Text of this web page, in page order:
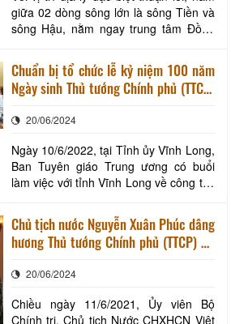
giữa 02 dòng sông lớn là sông Tiền và
sông Hậu, nằm ngay trung tâm Đồng
thành phố Hồ Chí Minh khoảng 140km
và trung tâm Thành phố Cần Thơ hơn
35km. Với vị trí và điều kiện tự nhiên
Lon
Chuẩn bị tổ chức lễ kỷ niệm 100 năm
Ngày sinh Thủ tướng Chính phủ (TTCP)
20/06/2024
Ngày 10/6/2022, tại Tỉnh ủy Vĩnh Long,
Ban Tuyên giáo Trung ương có buổi
làm việc với tỉnh Vĩnh Long về công tác
niệm 100 năm Ngày sinh TTCP Võ Văn
Kiệt (23/11/1922-23/11/2022). Quang
cảnh buổi làm việc về công tác chuẩn
năm Ng
Chủ tịch nước Nguyễn Xuân Phúc dâng
hương Thủ tướng Chính phủ (TTCP) Võ
20/06/2024
Chiều ngày 11/6/2021, Ủy viên Bộ
Chính trị, Chủ tịch Nước CHXHCN Việt